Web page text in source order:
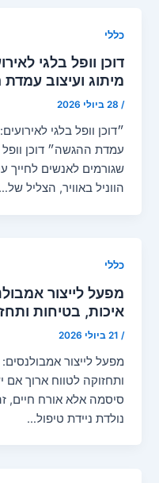
כללי
דוכן וופל בלגי
מיתוג ועיצוב
/ 28 ביולי 2026
״דוכן וופל בלגי
עמדת ההגשה״ דוכן וופל
שגורמים לאנשים לחייך
הווניל באוויר, הצליל של…
כללי
מפעל לייצור
איכות, בטיחות
/ 21 ביולי 2026
מפעל לייצור
ותחזוקה לטווח ארוך
סיסמה אלא אורח חיים,
נולדת ניידת טיפול…